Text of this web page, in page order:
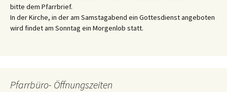
bitte dem Pfarrbrief.
In der Kirche, in der am Samstagabend ein Gottesdienst angeboten
wird findet am Sonntag ein Morgenlob statt.
Pfarrbüro- Öffnungszeiten